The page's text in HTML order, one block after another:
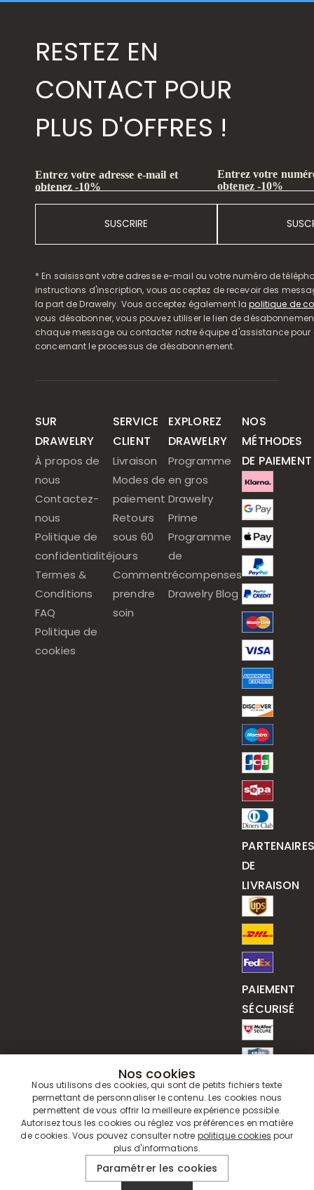
RESTEZ EN
CONTACT POUR
PLUS D'OFFRES !
Entrez votre adresse e-mail et
obtenez -10%
SUSCRIRE
Entrez votre
obtenez -10%
* En saisissant votre adresse e-mail ou votre numéro de
instructions d'inscription, vous acceptez de recevoir des
la part de Drawelry. Vous acceptez également lapolitique de
vous désabonner, vous pouvez utiliser le lien de
chaque message ou contacter notre équipe d'assistance pour
concernant le processus de désabonnement.
SUR
DRAWELRY
À propos de
nous
Contactez-
nous
Politique de
confidentialité
Termes &
Conditions
FAQ
Politique de
cookies
SERVICE
CLIENT
Livraison
Modes de
paiement
Retours
sous 60
jours
Comment
prendre
soin
EXPLOREZ
DRAWELRY
Programme
en gros
Drawelry
Prime
Programme
de
récompenses
Drawelry Blog
NOS
MÉTHODES
DE PAIEMENT
PARTENAIRES
DE
LIVRAISON
PAIEMENT
SÉCURISÉ
© 2019 - 2026Drawelry . Tous Droits Réservés.
Nos cookies
Nous utilisons des cookies, qui sont de petits fichiers texte
permettant de personnaliser le contenu. Les cookies nous
permettent de vous offrir la meilleure expérience possible.
Autorisez tous les cookies ou réglez vos préférences en matière
de cookies. Vous pouvez consulter notre politique cookies pour
plus d'informations.
Paramétrer les cookies